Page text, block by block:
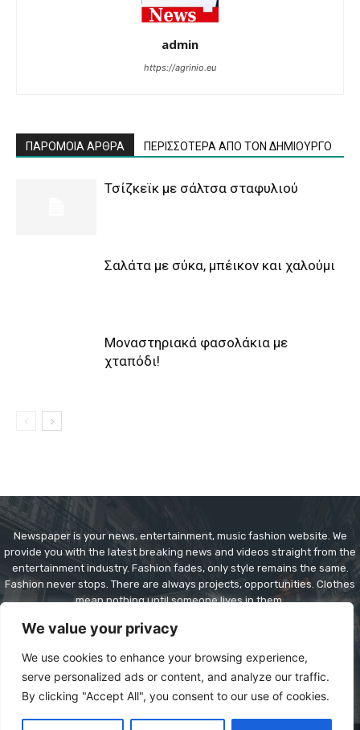
We value your privacy
We use cookies to enhance your browsing experience,
serve personalized ads or content, and analyze our traffic.
By clicking "Accept All", you consent to our use of cookies.
admin
https://agrinio.eu
ΠΑΡΟΜΟΙΑ ΑΡΘΡΑ ΠΕΡΙΣΣΟΤΕΡΑ ΑΠΟ ΤΟΝ ΔΗΜΙΟΥΡΓΟ
Τσίζκεϊκ με σάλτσα σταφυλιού
Σαλάτα με σύκα, μπέικον και χαλούμι
Μοναστηριακά φασολάκια με
χταπόδι!
Newspaper is your news, entertainment, music fashion website. We
provide you with the latest breaking news and videos straight from the
entertainment industry. Fashion fades, only style remains the same.
Fashion never stops. There are always projects, opportunities. Clothes
mean nothing until someone lives in them.
Contact us:contact@yoursite.com